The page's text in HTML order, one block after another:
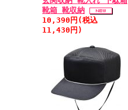
靴箱 靴収納
10,390円(税込
11,430円)